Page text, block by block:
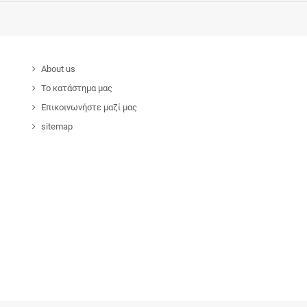
About us
Το κατάστημα μας
Επικοινωνήστε μαζί μας
sitemap